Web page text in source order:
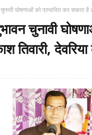
घोषणाओं को प्रभावित कर सकता है
चुनावी
देवरिया